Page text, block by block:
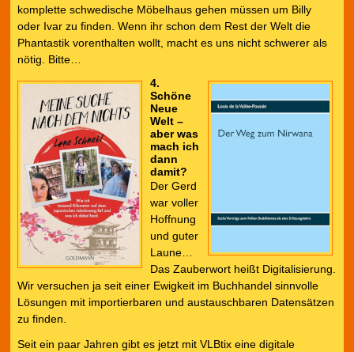
komplette schwedische Möbelhaus gehen müssen um Billy
oder Ivar zu finden. Wenn ihr schon dem Rest der Welt die
Phantastik vorenthalten wollt, macht es uns nicht schwerer als
nötig. Bitte…
4.
Schöne
Neue
Welt –
aber was
mach ich
dann
damit?
Der Gerd
war voller
Hoffnung
und guter
Laune…
Das Zauberwort heißt Digitalisierung.
Wir versuchen ja seit einer Ewigkeit im Buchhandel sinnvolle
Lösungen mit importierbaren und austauschbaren Datensätzen
zu finden.
Seit ein paar Jahren gibt es jetzt mit VLBtix eine digitale